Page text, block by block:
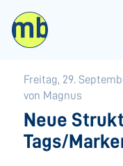
Freitag, 29.
von Magnus
Neue
Tags/